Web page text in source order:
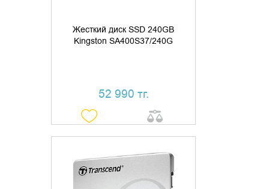
Жесткий диск SSD 240GB
Kingston SA400S37/240G
52 990 тг.
УТОЧНИТЬ НАЛИЧИЕ